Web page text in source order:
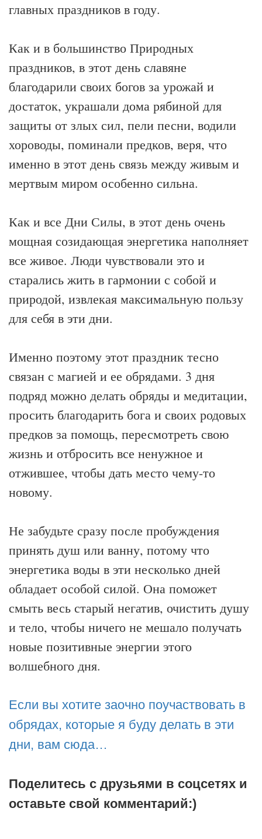
главных праздников в году.
Как и в большинство Природных
праздников, в этот день славяне
благодарили своих богов за урожай и
достаток, украшали дома рябиной для
защиты от злых сил, пели песни, водили
хороводы, поминали предков, веря, что
именно в этот день связь между живым и
мертвым миром особенно сильна.
Как и все Дни Силы, в этот день очень
мощная созидающая энергетика наполняет
все живое. Люди чувствовали это и
старались жить в гармонии с собой и
природой, извлекая максимальную пользу
для себя в эти дни.
Именно поэтому этот праздник тесно
связан с магией и ее обрядами. 3 дня
подряд можно делать обряды и медитации,
просить благодарить бога и своих родовых
предков за помощь, пересмотреть свою
жизнь и отбросить все ненужное и
отжившее, чтобы дать место чему-то
новому.
Не забудьте сразу после пробуждения
принять душ или ванну, потому что
энергетика воды в эти несколько дней
обладает особой силой. Она поможет
смыть весь старый негатив, очистить душу
и тело, чтобы ничего не мешало получать
новые позитивные энергии этого
волшебного дня.
Если вы хотите заочно поучаствовать в
обрядах, которые я буду делать в эти
дни, вам сюда…
Поделитесь с друзьями в соцсетях и
оставьте свой комментарий:)